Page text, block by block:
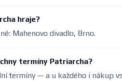
hraje?
Mahenovo divadlo, Brno.
termíny Patriarcha?
termíny — a u každého i nákup